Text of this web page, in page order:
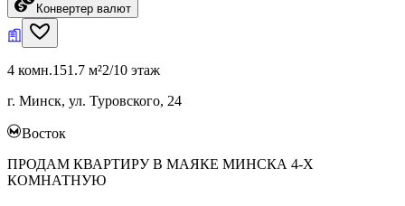
Конвертер валют
4 комн.151.7 м²2/10 этаж
г. Минск, ул. Туровского, 24
Восток
ПРОДАМ КВАРТИРУ В МАЯКЕ МИНСКА 4-Х
КОМНАТНУЮ